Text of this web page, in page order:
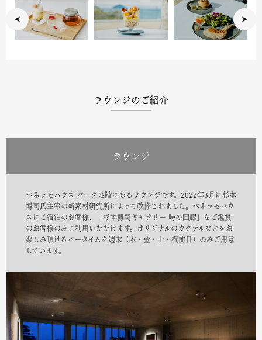
ラウンジのご紹介
ラウンジ
ベネッセハウス パーク地階にあるラウンジです。2022年3月に杉本
博司氏主宰の新素材研究所によって改修されました。ベネッセハウ
スにご宿泊のお客様、「杉本博司ギャラリー 時の回廊」をご鑑賞
のお客様のみご利用いただけます。オリジナルのカクテルなどをお
楽しみ頂けるバータイムを週末（木・金・土・祝前日）のみご用意
しています。